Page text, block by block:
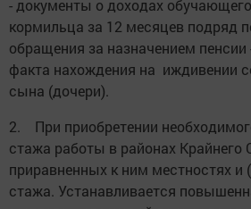
- документы о доходах
кормильца за 12 месяцев подряд
обращения за назначением пенсии
факта нахождения на иждивении
сына (дочери).
2. При приобретении
стажа работы в районах Крайнего
приравненных к ним местностях и
стажа. Устанавливается